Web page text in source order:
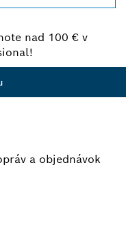
nad 100 € v
a objednávok